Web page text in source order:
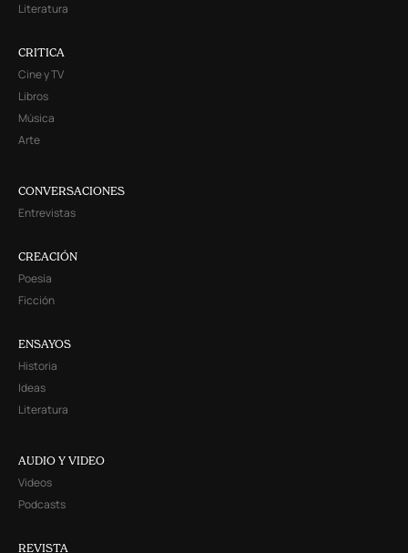
Literatura
CRITICA
Cine y TV
Libros
Música
Arte
CONVERSACIONES
Entrevistas
CREACIÓN
Poesía
Ficción
ENSAYOS
Historia
Ideas
Literatura
AUDIO Y VIDEO
Videos
Podcasts
REVISTA